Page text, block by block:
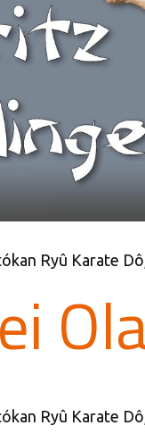
Ryû Karate
Ryû Karate